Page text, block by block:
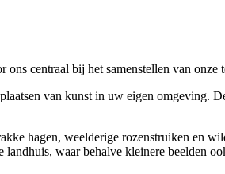
centraal bij het samenstellen van onze
van kunst in uw eigen omgeving.
hagen, weelderige rozenstruiken en
waar behalve kleinere beelden